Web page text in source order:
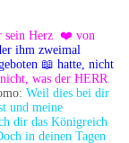
sein Herz ❤️ von
ihm zweimal
📖 hatte, nicht
was der HERR
Weil dies bei dir
und meine
dir das Königreich
in deinen Tagen